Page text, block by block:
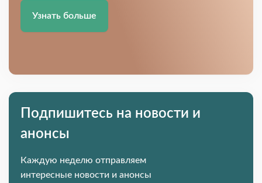
Узнать больше
Подпишитесь на новости и
анонсы
Каждую неделю отправляем
интересные новости и анонсы